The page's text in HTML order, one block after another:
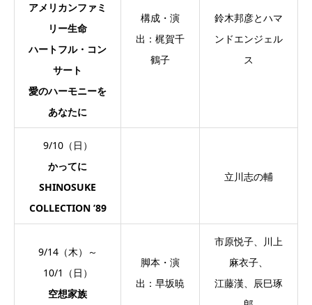
アメリカンファミ
リー生命
ハートフル・コン
サート
愛のハーモニーを
あなたに
構成・演
出：梶賀千
鶴子
鈴木邦彦とハマ
ンドエンジェル
ス
9/10（日）
かってに
SHINOSUKE
COLLECTION ’89
立川志の輔
9/14（木）～
10/1（日）
空想家族
脚本・演
出：早坂暁
市原悦子、川上
麻衣子、
江藤漢、辰巳琢